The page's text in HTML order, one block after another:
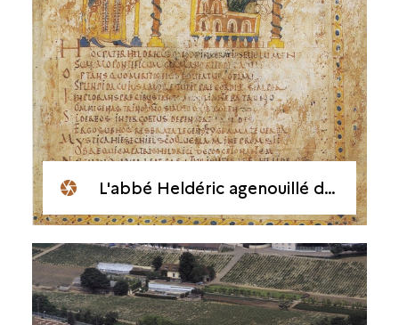
L'abbé Heldéric agenouillé devant saint Germain, miniature du XIe siècle